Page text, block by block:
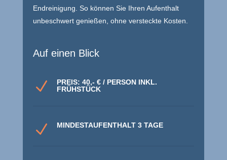
Endreinigung. So können Sie Ihren Aufenthalt
unbeschwert genießen, ohne versteckte Kosten.
Auf einen Blick
N
PREIS: 40,- € / PERSON INKL.
FRÜHSTÜCK
N MINDESTAUFENTHALT 3 TAGE